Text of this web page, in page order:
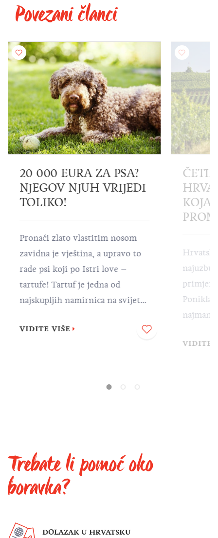
Povezani članci
20 000 EURA ZA PSA?
NJEGOV NJUH VRIJEDI
TOLIKO!
Pronaći zlato vlastitim nosom
zavidna je vještina, a upravo to
rade psi koji po Istri love –
tartufe! Tartuf je jedna od
najskupljih namirnica na svijetu,
mnogobrojnim istarskim
VIDITE VIŠE
KOJA
Ponikla
VIDITE
Trebate li pomoć oko
boravka?
DOLAZAK U HRVATSKU